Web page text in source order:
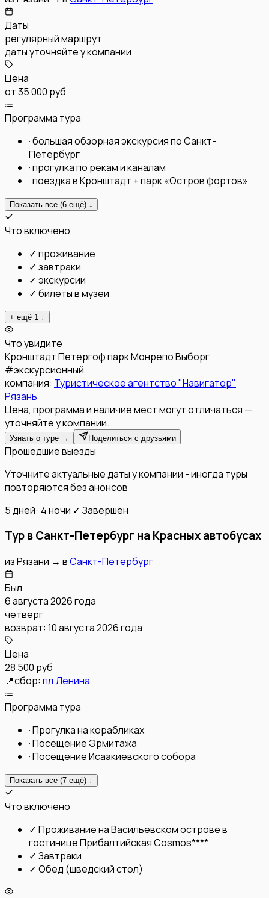
Даты
регулярный маршрут
даты уточняйте у компании
Цена
от35 000 руб
Программа тура
·большая обзорная экскурсия по Санкт-
Петербург
·прогулка по рекам и каналам
·поездка в Кронштадт + парк «Остров фортов»
Показать все (6 ещё) ↓
Что включено
✓ проживание
✓ завтраки
✓ экскурсии
✓ билеты в музеи
+ ещё 1 ↓
Что увидите
КронштадтПетергофпарк МонрепоВыборг
#экскурсионный
компания: Туристическое агентство "Навигатор"
Рязань
Цена, программа и наличие мест могут отличаться —
уточняйте у компании.
Узнать о туре → Поделиться с друзьями
Прошедшие выезды
Уточните актуальные даты у компании - иногда туры
повторяются без анонсов
5 дней · 4 ночи ✓ Завершён
Тур в Санкт-Петербург на Красных автобусах
изРязани → вСанкт-Петербург
Был
6 августа 2026 года
четверг
возврат: 10 августа 2026 года
Цена
28 500 руб
📍сбор: пл.Ленина
Программа тура
·Прогулка на корабликах
·Посещение Эрмитажа
·Посещение Исаакиевского собора
Показать все (7 ещё) ↓
Что включено
✓ Проживание на Васильевском острове в
гостинице Прибалтийская Cosmos****
✓ Завтраки
✓ Обед (шведский стол)